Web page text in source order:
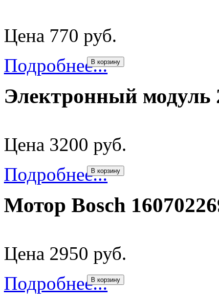
Цена 770 руб.
Подробнее...
В корзину
Электронный модуль
Цена 3200 руб.
Подробнее...
В корзину
Мотор Bosch
Цена 2950 руб.
Подробнее...
В корзину